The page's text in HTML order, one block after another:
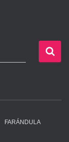
FARÁNDULA